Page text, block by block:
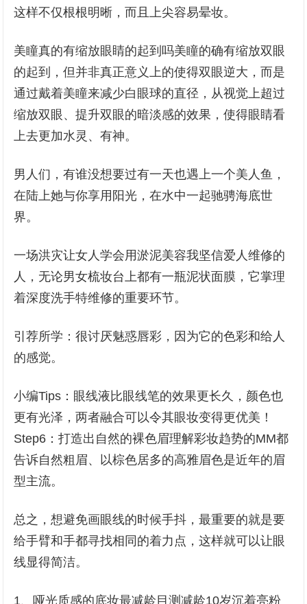
这样不仅根根明晰，而且上尖容易晕妆。
美瞳真的有缩放眼睛的起到吗美瞳的确有缩放双眼
的起到，但并非真正意义上的使得双眼逆大，而是
通过戴着美瞳来减少白眼球的直径，从视觉上超过
缩放双眼、提升双眼的暗淡感的效果，使得眼睛看
上去更加水灵、有神。
男人们，有谁没想要过有一天也遇上一个美人鱼，
在陆上她与你享用阳光，在水中一起驰骋海底世
界。
一场洪灾让女人学会用淤泥美容我坚信爱人维修的
人，无论男女梳妆台上都有一瓶泥状面膜，它掌理
着深度洗手特维修的重要环节。
引荐所学：很讨厌魅惑唇彩，因为它的色彩和给人
的感觉。
小编Tips：眼线液比眼线笔的效果更长久，颜色也
更有光泽，两者融合可以令其眼妆变得更优美！
Step6：打造出自然的裸色眉理解彩妆趋势的MM都
告诉自然粗眉、以棕色居多的高雅眉色是近年的眉
型主流。
总之，想避免画眼线的时候手抖，最重要的就是要
给手臂和手都寻找相同的着力点，这样就可以让眼
线显得简洁。
1、哑光质感的底妆最减龄目测减龄10岁沉着亮粉